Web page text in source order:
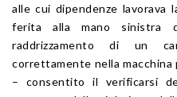
alle cui dipendenze lavorava
ferita alla mano sinistra
raddrizzamento di un
correttamente nella
– consentito il verificarsi